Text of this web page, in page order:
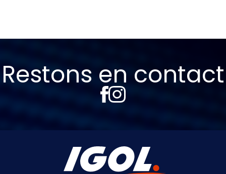
Restons en contact